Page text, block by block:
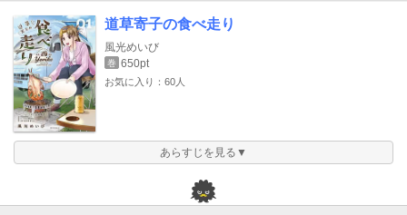
道草寄子の食べ走り
風光めいび
巻 650pt
お気に入り：60人
あらすじを見る▼